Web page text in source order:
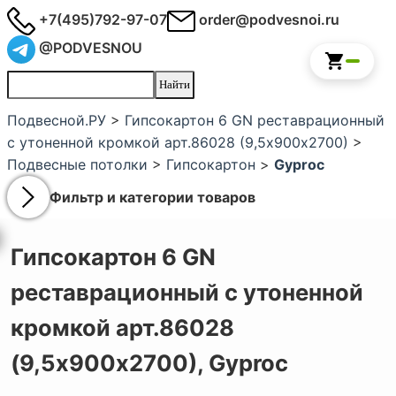
+7(495)792-97-07
order@podvesnoi.ru
@PODVESNOU
Подвесной.РУ > Гипсокартон 6 GN реставрационный
с утоненной кромкой арт.86028 (9,5х900х2700) >
Подвесные потолки > Гипсокартон > Gyproc
Фильтр и категории товаров
Гипсокартон 6 GN
реставрационный с утоненной
кромкой арт.86028
(9,5х900х2700), Gyproc